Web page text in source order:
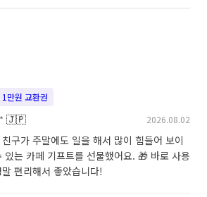
만원 교환권
🇯🇵 2026.08.02
구가 주말에도 일을 해서 많이 힘들어 보이
있는 카페 기프트를 선물했어요. 🎁 바로 사용
편리해서 좋았습니다!